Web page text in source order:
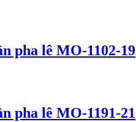
pha lê MO-1102-19
pha lê MO-1191-21